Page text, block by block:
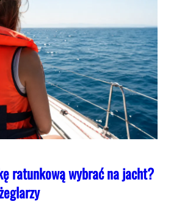
ratunkową wybrać na jacht?